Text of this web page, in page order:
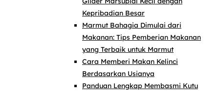
Kepribadian Besar
Marmut Bahagia Dimulai dari
Makanan: Tips Pemberian Makanan
yang Terbaik untuk Marmut
Cara Memberi Makan Kelinci
Berdasarkan Usianya
Panduan Lengkap Membasmi Kutu